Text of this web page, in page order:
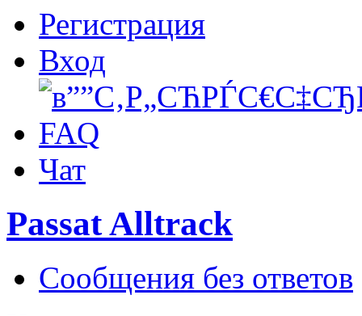
Регистрация
Вход
FAQ
Чат
Passat Alltrack
Сообщения без ответов